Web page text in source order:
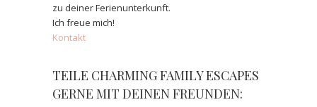
zu deiner Ferienunterkunft.
Ich freue mich!
Kontakt
TEILE CHARMING FAMILY ESCAPES
GERNE MIT DEINEN FREUNDEN: